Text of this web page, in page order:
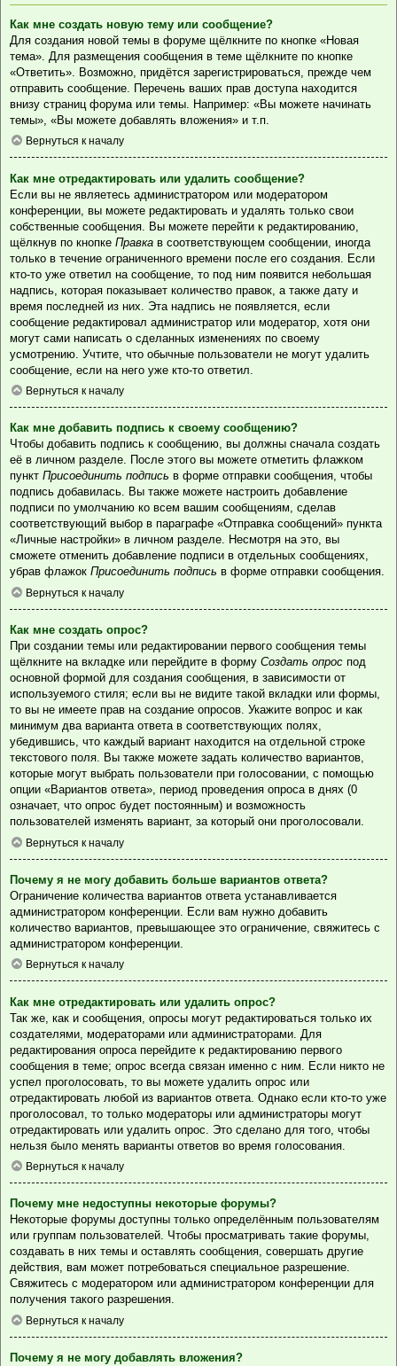
Как мне создать новую тему или сообщение?
Для создания новой темы в форуме щёлкните по кнопке «Новая
тема». Для размещения сообщения в теме щёлкните по кнопке
«Ответить». Возможно, придётся зарегистрироваться, прежде чем
отправить сообщение. Перечень ваших прав доступа находится
внизу страниц форума или темы. Например: «Вы можете начинать
темы», «Вы можете добавлять вложения» и т.п.
Вернуться к началу
Как мне отредактировать или удалить сообщение?
Если вы не являетесь администратором или модератором
конференции, вы можете редактировать и удалять только свои
собственные сообщения. Вы можете перейти к редактированию,
щёлкнув по кнопке Правка в соответствующем сообщении, иногда
только в течение ограниченного времени после его создания. Если
кто-то уже ответил на сообщение, то под ним появится небольшая
надпись, которая показывает количество правок, а также дату и
время последней из них. Эта надпись не появляется, если
сообщение редактировал администратор или модератор, хотя они
могут сами написать о сделанных изменениях по своему
усмотрению. Учтите, что обычные пользователи не могут удалить
сообщение, если на него уже кто-то ответил.
Вернуться к началу
Как мне добавить подпись к своему сообщению?
Чтобы добавить подпись к сообщению, вы должны сначала создать
её в личном разделе. После этого вы можете отметить флажком
пункт Присоединить подпись в форме отправки сообщения, чтобы
подпись добавилась. Вы также можете настроить добавление
подписи по умолчанию ко всем вашим сообщениям, сделав
соответствующий выбор в параграфе «Отправка сообщений» пункта
«Личные настройки» в личном разделе. Несмотря на это, вы
сможете отменить добавление подписи в отдельных сообщениях,
убрав флажок Присоединить подпись в форме отправки сообщения.
Вернуться к началу
Как мне создать опрос?
При создании темы или редактировании первого сообщения темы
щёлкните на вкладке или перейдите в форму Создать опрос под
основной формой для создания сообщения, в зависимости от
используемого стиля; если вы не видите такой вкладки или формы,
то вы не имеете прав на создание опросов. Укажите вопрос и как
минимум два варианта ответа в соответствующих полях,
убедившись, что каждый вариант находится на отдельной строке
текстового поля. Вы также можете задать количество вариантов,
которые могут выбрать пользователи при голосовании, с помощью
опции «Вариантов ответа», период проведения опроса в днях (0
означает, что опрос будет постоянным) и возможность
пользователей изменять вариант, за который они проголосовали.
Вернуться к началу
Почему я не могу добавить больше вариантов ответа?
Ограничение количества вариантов ответа устанавливается
администратором конференции. Если вам нужно добавить
количество вариантов, превышающее это ограничение, свяжитесь с
администратором конференции.
Вернуться к началу
Как мне отредактировать или удалить опрос?
Так же, как и сообщения, опросы могут редактироваться только их
создателями, модераторами или администраторами. Для
редактирования опроса перейдите к редактированию первого
сообщения в теме; опрос всегда связан именно с ним. Если никто не
успел проголосовать, то вы можете удалить опрос или
отредактировать любой из вариантов ответа. Однако если кто-то уже
проголосовал, то только модераторы или администраторы могут
отредактировать или удалить опрос. Это сделано для того, чтобы
нельзя было менять варианты ответов во время голосования.
Вернуться к началу
Почему мне недоступны некоторые форумы?
Некоторые форумы доступны только определённым пользователям
или группам пользователей. Чтобы просматривать такие форумы,
создавать в них темы и оставлять сообщения, совершать другие
действия, вам может потребоваться специальное разрешение.
Свяжитесь с модератором или администратором конференции для
получения такого разрешения.
Вернуться к началу
Почему я не могу добавлять вложения?